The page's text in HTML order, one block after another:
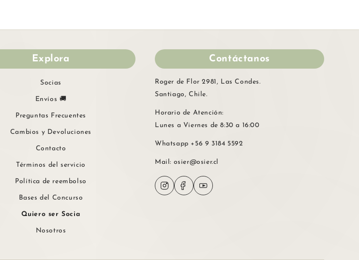
Explora
Socias
Envíos 🚚
Preguntas Frecuentes
Cambios y Devoluciones
Contacto
Términos del servicio
Política de reembolso
Bases del Concurso
Quiero ser Socia
Nosotros
Contáctanos
Roger de Flor 2981, Las Condes.
Santiago, Chile.
Horario de Atención:
Lunes a Viernes de 8:30 a 16:00
Whatsapp +56 9 3184 5592
Mail: osier@osier.cl